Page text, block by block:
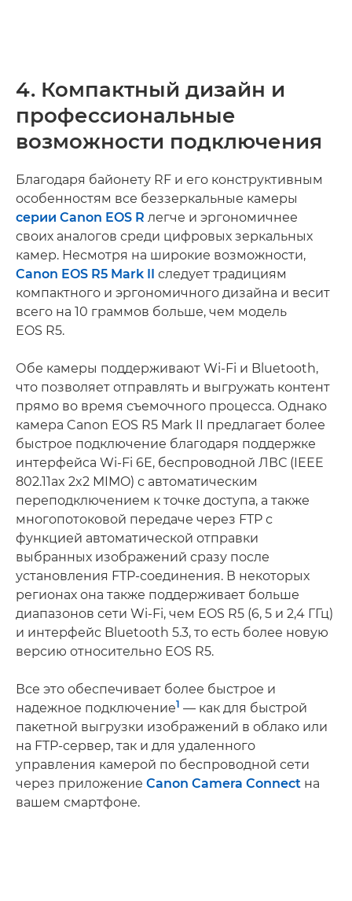
4. Компактный дизайн и
профессиональные
возможности подключения
Благодаря байонету RF и его конструктивным
особенностям все беззеркальные камеры
серии Canon EOS R легче и эргономичнее
своих аналогов среди цифровых зеркальных
камер. Несмотря на широкие возможности,
Canon EOS R5 Mark II
следует традициям
компактного и эргономичного дизайна и весит
всего на 10 граммов больше, чем модель
EOS R5.
Обе камеры поддерживают Wi-Fi и Bluetooth,
что позволяет отправлять и выгружать контент
прямо во время съемочного процесса. Однако
камера Canon EOS R5 Mark II предлагает более
быстрое подключение благодаря поддержке
интерфейса Wi-Fi 6E, беспроводной ЛВС (IEEE
802.11ax 2x2 MIMO) с автоматическим
переподключением к точке доступа, а также
многопотоковой передаче через FTP с
функцией автоматической отправки
выбранных изображений сразу после
установления FTP-соединения. В некоторых
регионах она также поддерживает больше
диапазонов сети Wi-Fi, чем EOS R5 (6, 5 и 2,4 ГГц)
и интерфейс Bluetooth 5.3, то есть более новую
версию относительно EOS R5.
Все это обеспечивает более быстрое и
надежное подключение1 — как для быстрой
пакетной выгрузки изображений в облако или
на FTP-сервер, так и для удаленного
управления камерой по беспроводной сети
через приложение Canon Camera Connect на
вашем смартфоне.